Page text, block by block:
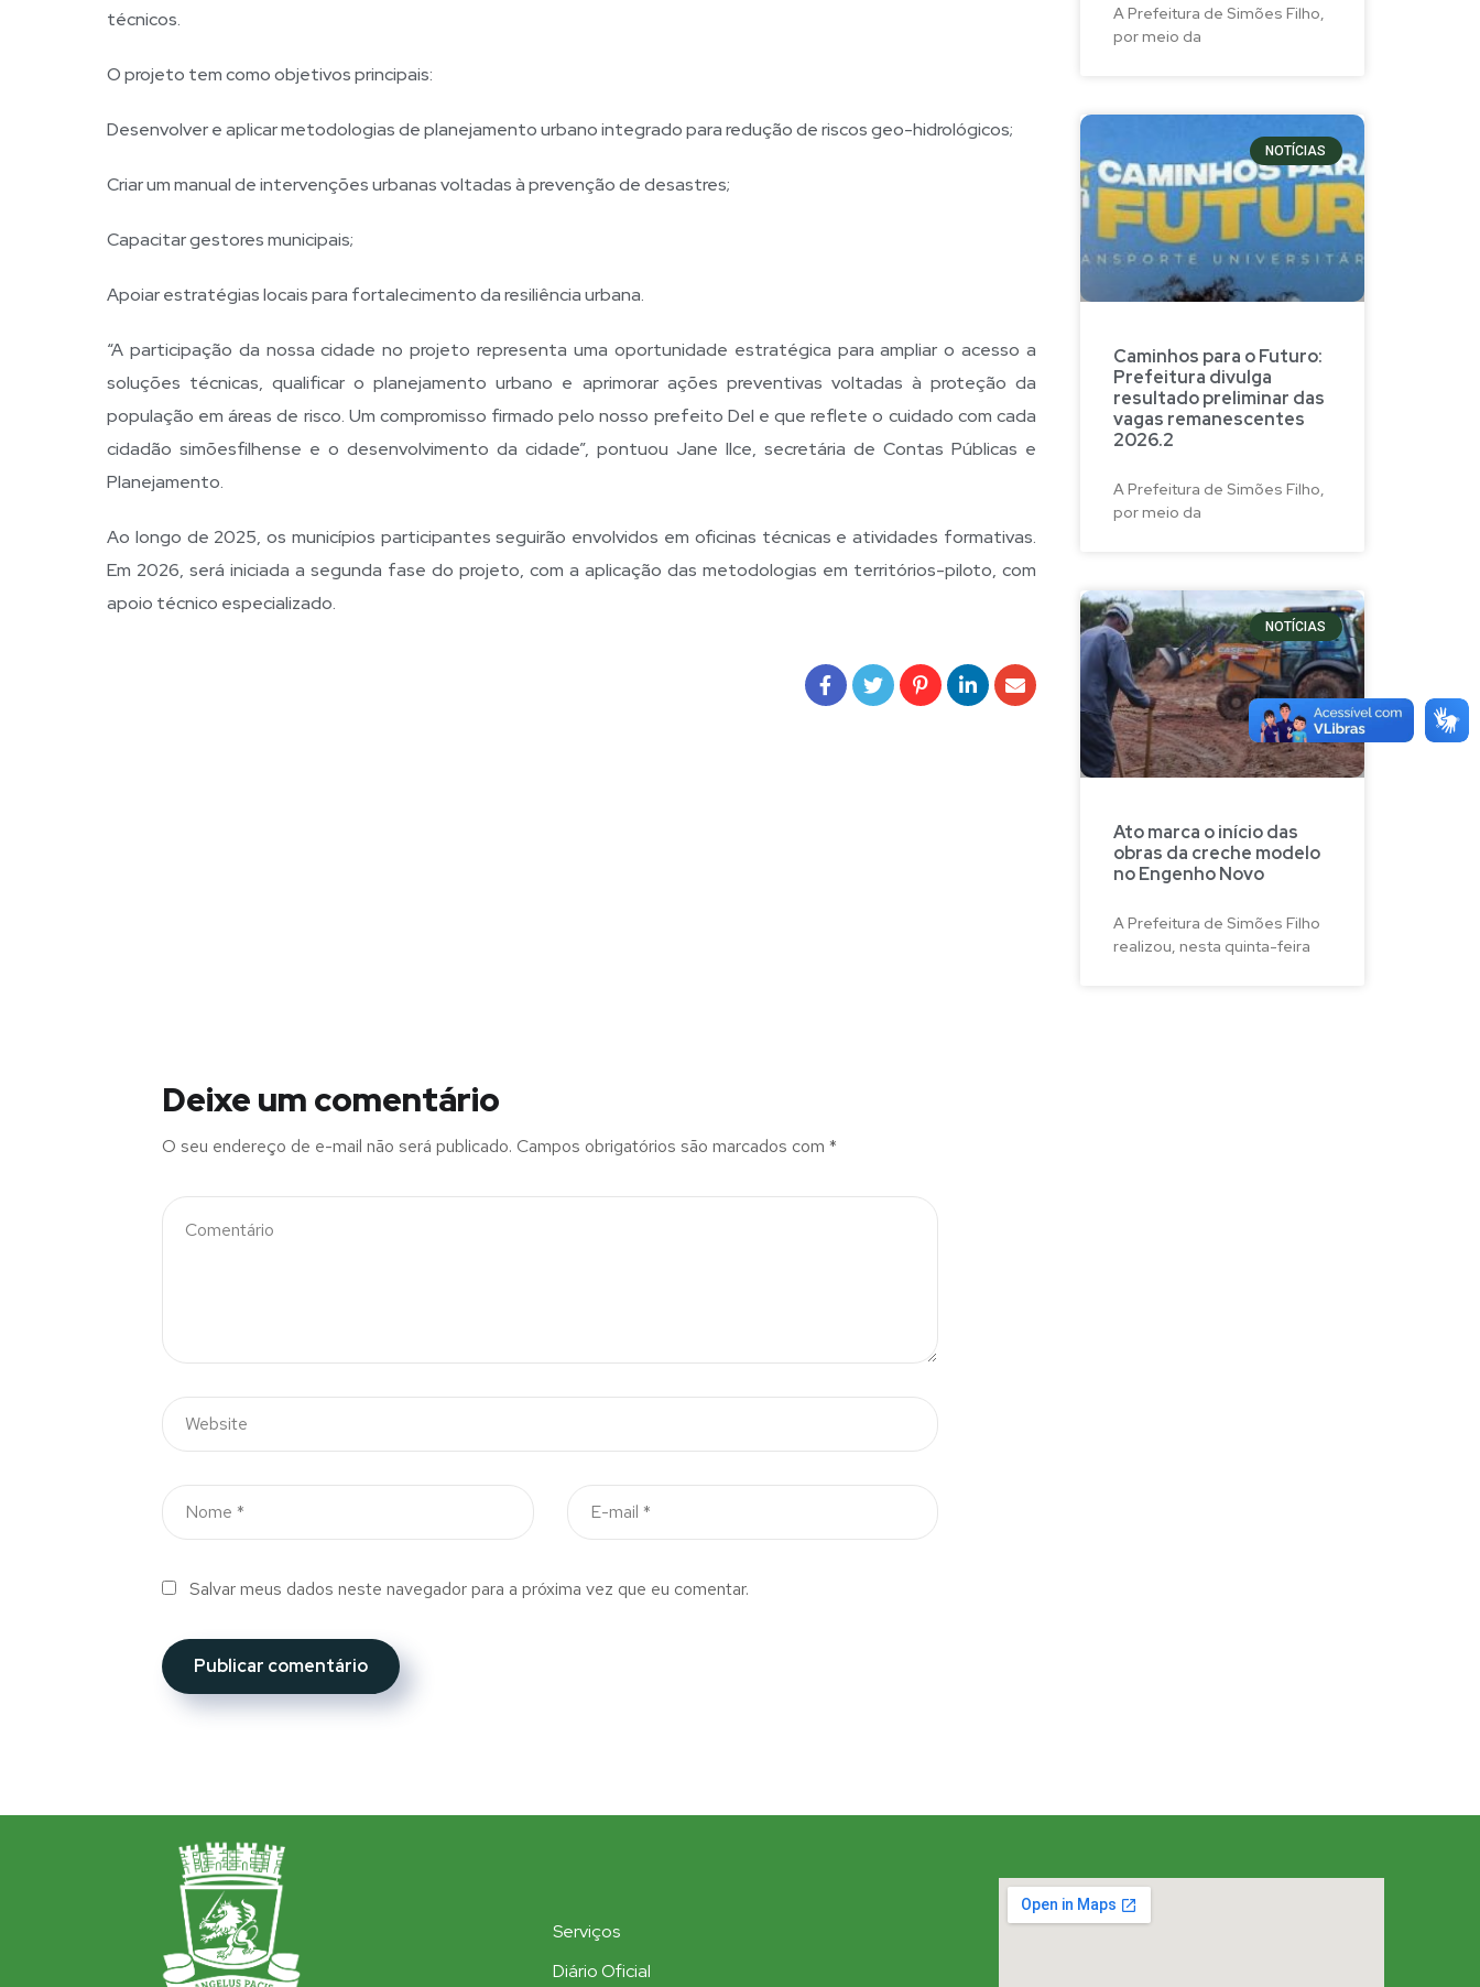
técnicos.
O projeto tem como objetivos principais:
Desenvolver e aplicar metodologias de planejamento urbano integrado para redução de riscos geo-hidrológicos;
Criar um manual de intervenções urbanas voltadas à prevenção de desastres;
Capacitar gestores municipais;
Apoiar estratégias locais para fortalecimento da resiliência urbana.
“A participação da nossa cidade no projeto representa uma oportunidade estratégica para ampliar o acesso a
soluções técnicas, qualificar o planejamento urbano e aprimorar ações preventivas voltadas à proteção da
população em áreas de risco. Um compromisso firmado pelo nosso prefeito Del e que reflete o cuidado com cada
cidadão simõesfilhense e o desenvolvimento da cidade”, pontuou Jane Ilce, secretária de Contas Públicas e
Planejamento.
Ao longo de 2025, os municípios participantes seguirão envolvidos em oficinas técnicas e atividades formativas.
Em 2026, será iniciada a segunda fase do projeto, com a aplicação das metodologias em territórios-piloto, com
apoio técnico especializado.
A Prefeitura de Simões Filho,
por meio da
NOTÍCIAS
Caminhos para o Futuro:
Prefeitura divulga
resultado preliminar das
vagas remanescentes
2026.2
A Prefeitura de Simões Filho,
por meio da
NOTÍCIAS
Ato marca o início das
obras da creche modelo
no Engenho Novo
A Prefeitura de Simões Filho
realizou, nesta quinta-feira
Deixe um comentário
O seu endereço de e-mail não será publicado. Campos obrigatórios são marcados com *
Salvar meus dados neste navegador para a próxima vez que eu comentar.
Serviços
Diário Oficial